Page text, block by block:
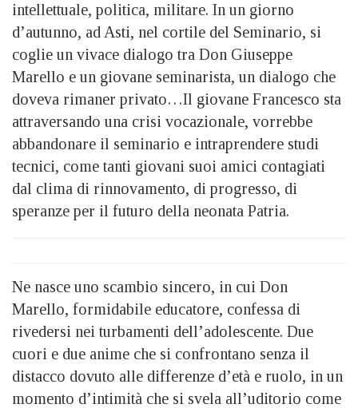
intellettuale, politica, militare. In un giorno
d’autunno, ad Asti, nel cortile del Seminario, si
coglie un vivace dialogo tra Don Giuseppe
Marello e un giovane seminarista, un dialogo che
doveva rimaner privato…Il giovane Francesco sta
attraversando una crisi vocazionale, vorrebbe
abbandonare il seminario e intraprendere studi
tecnici, come tanti giovani suoi amici contagiati
dal clima di rinnovamento, di progresso, di
speranze per il futuro della neonata Patria.
Ne nasce uno scambio sincero, in cui Don
Marello, formidabile educatore, confessa di
rivedersi nei turbamenti dell’adolescente. Due
cuori e due anime che si confrontano senza il
distacco dovuto alle differenze d’età e ruolo, in un
momento d’intimità che si svela all’uditorio come